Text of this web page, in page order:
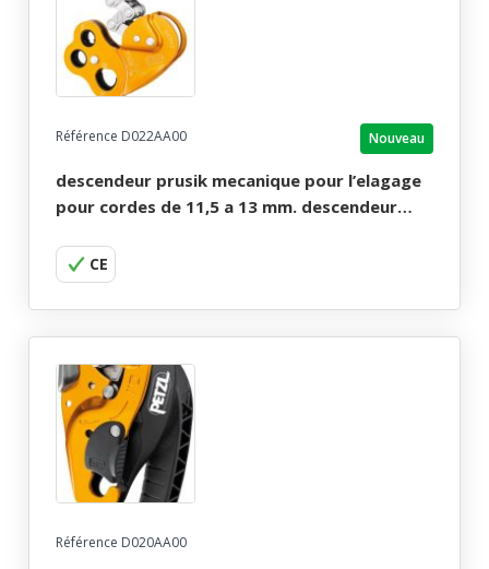
Référence D022AA00 Nouveau
descendeur prusik mecanique pour l’elagage
pour cordes de 11,5 a 13 mm. descendeur
CE
Référence D020AA00